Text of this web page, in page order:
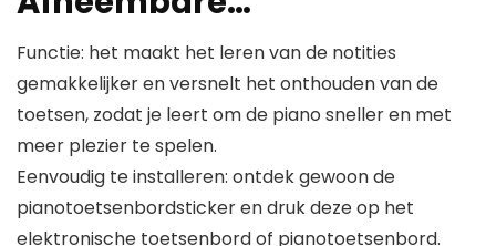
Functie: het maakt het leren van de notities
gemakkelijker en versnelt het onthouden van de
toetsen, zodat je leert om de piano sneller en met
meer plezier te spelen.
Eenvoudig te installeren: ontdek gewoon de
pianotoetsenbordsticker en druk deze op het
elektronische toetsenbord of pianotoetsenbord.